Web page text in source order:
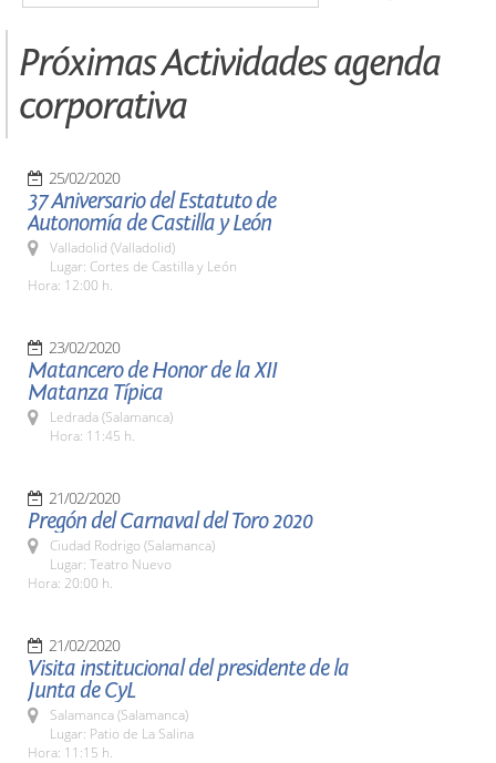
Próximas Actividades agenda
corporativa
25/02/2020
37 Aniversario del Estatuto de
Autonomía de Castilla y León
Valladolid (Valladolid)
Lugar: Cortes de Castilla y León
Hora: 12:00 h.
23/02/2020
Matancero de Honor de la XII
Matanza Típica
Ledrada (Salamanca)
Hora: 11:45 h.
21/02/2020
Pregón del Carnaval del Toro 2020
Ciudad Rodrigo (Salamanca)
Lugar: Teatro Nuevo
Hora: 20:00 h.
21/02/2020
Visita institucional del presidente de la
Junta de CyL
Salamanca (Salamanca)
Lugar: Patio de La Salina
Hora: 11:15 h.